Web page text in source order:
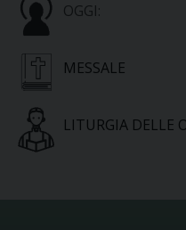
OGGI:
MESSALE
LITURGIA DELLE